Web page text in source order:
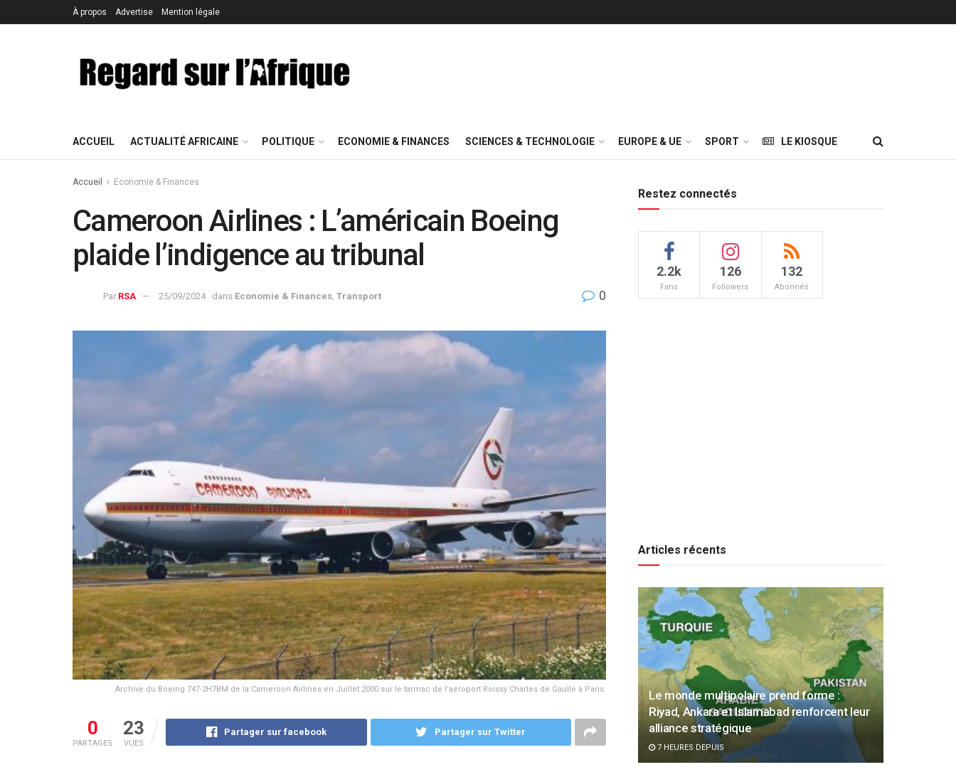
À propos Advertise Mention légale
ACCUEIL ACTUALITÉ AFRICAINE POLITIQUE ECONOMIE & FINANCES SCIENCES & TECHNOLOGIE EUROPE & UE SPORT LE KIOSQUE
Accueil Economie & Finances
Cameroon Airlines : L’américain Boeing
plaide l’indigence au tribunal
Par RSA 25/09/2024 dans Economie & Finances Transport 0
Archive du Boeing 747-2H7BM de la Cameroon Airlines en Juillet 2000 sur le tarmac de l’aéroport Roissy Charles de Gaulle à Paris.
0
PARTAGES
23
VUES
Partager sur facebook Partager sur Twitter
Restez connectés
2.2k
Fans
126
Followers
132
Abonnés
Articles récents
Le monde multipolaire prend forme :
Riyad, Ankara et Islamabad renforcent leur
alliance stratégique
7 HEURES DEPUIS